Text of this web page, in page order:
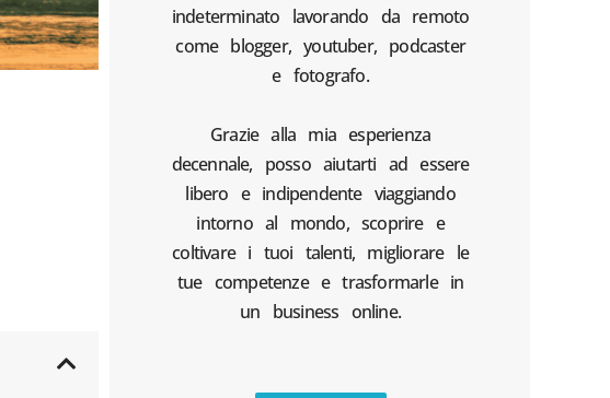
indeterminato lavorando da remoto
come blogger, youtuber, podcaster
e fotografo.
Grazie alla mia esperienza
decennale, posso aiutarti ad essere
libero e indipendente viaggiando
intorno al mondo, scoprire e
coltivare i tuoi talenti, migliorare le
tue competenze e trasformarle in
un business online.